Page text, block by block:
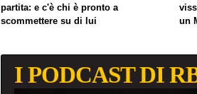
partita: e c'è chi è pronto a
scommettere su di lui
un
I PODCAST DI